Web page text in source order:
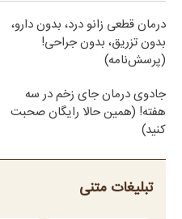
درمان قطعی زانو درد، بدون دارو،
بدون تزریق، بدون جراحی!
(پرسش‌نامه)
جادوی درمان جای زخم در سه
هفته! (همین حالا رایگان صحبت
کنید)
تبلیغات متنی